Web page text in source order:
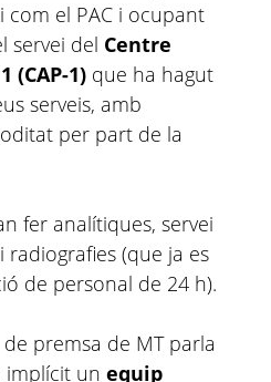
el PAC i ocupant
servei del Centre
(CAP-1) que ha hagut
serveis, amb
per part de la
fer analítiques, servei
radiografies (que ja es
de personal de 24 h).
premsa de MT parla
implícit un equip